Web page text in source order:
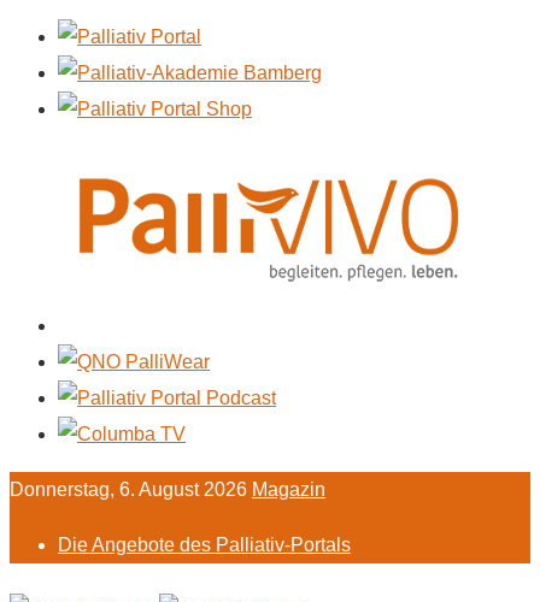
Donnerstag, 6. August 2026 Magazin
Die Angebote des Palliativ-Portals